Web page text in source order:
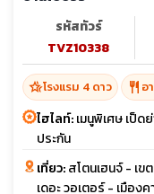
ทัวร์อังกฤษ เวลล์ ล
บ้านไบบิวรี่